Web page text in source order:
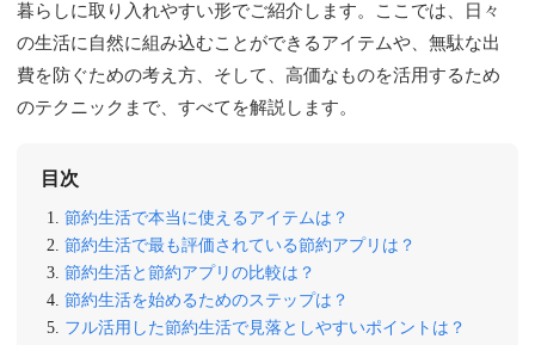
暮らしに取り入れやすい形でご紹介します。ここでは、日々
の生活に自然に組み込むことができるアイテムや、無駄な出
費を防ぐための考え方、そして、高価なものを活用するため
のテクニックまで、すべてを解説します。
目次
節約生活で本当に使えるアイテムは？
節約生活で最も評価されている節約アプリは？
節約生活と節約アプリの比較は？
節約生活を始めるためのステップは？
フル活用した節約生活で見落としやすいポイントは？